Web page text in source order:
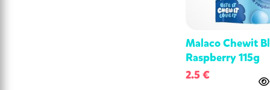
Malaco Chewit
Raspberry 115g
2.5 €